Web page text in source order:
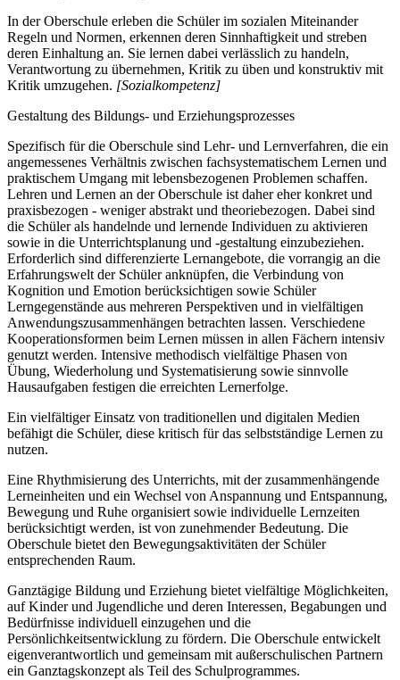
In der Oberschule erleben die Schüler im sozialen Miteinander
Regeln und Normen, erkennen deren Sinnhaftigkeit und streben
deren Einhaltung an. Sie lernen dabei verlässlich zu handeln,
Verantwortung zu übernehmen, Kritik zu üben und konstruktiv mit
Kritik umzugehen. [Sozialkompetenz]
Gestaltung des Bildungs- und Erziehungsprozesses
Spezifisch für die Oberschule sind Lehr- und Lernverfahren, die ein
angemessenes Verhältnis zwischen fachsystematischem Lernen und
praktischem Umgang mit lebensbezogenen Problemen schaffen.
Lehren und Lernen an der Oberschule ist daher eher konkret und
praxisbezogen - weniger abstrakt und theoriebezogen. Dabei sind
die Schüler als handelnde und lernende Individuen zu aktivieren
sowie in die Unterrichtsplanung und -gestaltung einzubeziehen.
Erforderlich sind differenzierte Lernangebote, die vorrangig an die
Erfahrungswelt der Schüler anknüpfen, die Verbindung von
Kognition und Emotion berücksichtigen sowie Schüler
Lerngegenstände aus mehreren Perspektiven und in vielfältigen
Anwendungszusammenhängen betrachten lassen. Verschiedene
Kooperationsformen beim Lernen müssen in allen Fächern intensiv
genutzt werden. Intensive methodisch vielfältige Phasen von
Übung, Wiederholung und Systematisierung sowie sinnvolle
Hausaufgaben festigen die erreichten Lernerfolge.
Ein vielfältiger Einsatz von traditionellen und digitalen Medien
befähigt die Schüler, diese kritisch für das selbstständige Lernen zu
nutzen.
Eine Rhythmisierung des Unterrichts, mit der zusammenhängende
Lerneinheiten und ein Wechsel von Anspannung und Entspannung,
Bewegung und Ruhe organisiert sowie individuelle Lernzeiten
berücksichtigt werden, ist von zunehmender Bedeutung. Die
Oberschule bietet den Bewegungsaktivitäten der Schüler
entsprechenden Raum.
Ganztägige Bildung und Erziehung bietet vielfältige Möglichkeiten,
auf Kinder und Jugendliche und deren Interessen, Begabungen und
Bedürfnisse individuell einzugehen und die
Persönlichkeitsentwicklung zu fördern. Die Oberschule entwickelt
eigenverantwortlich und gemeinsam mit außerschulischen Partnern
ein Ganztagskonzept als Teil des Schulprogrammes.